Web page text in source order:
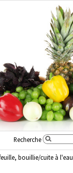
Recherche
bouillie/cuite à l'eau